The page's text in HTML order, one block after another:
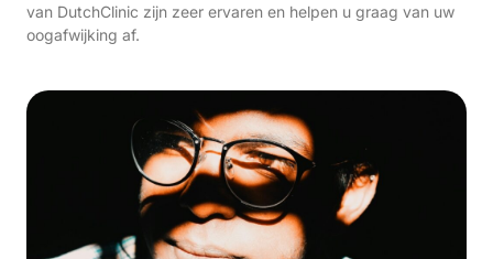
van DutchClinic zijn zeer ervaren en helpen u graag van uw
oogafwijking af.